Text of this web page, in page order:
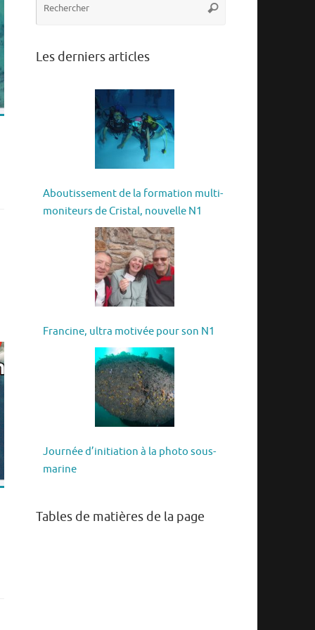
Rechercher
Les derniers articles
Aboutissement de la formation multi-
moniteurs de Cristal, nouvelle N1
Francine, ultra motivée pour son N1
Journée d’initiation à la photo sous-
marine
Tables de matières de la page